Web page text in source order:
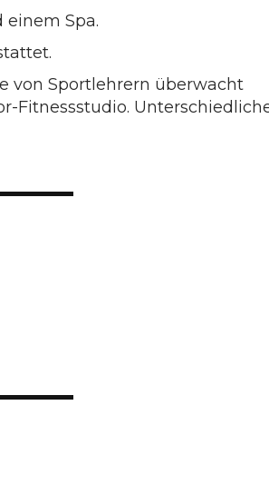
Spa.
von Sportlehrern überwacht
Fitnessstudio.